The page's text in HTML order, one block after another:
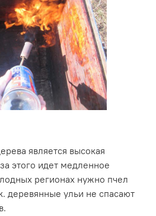
является высокая
этого идет медленное
регионах нужно пчел
деревянные ульи не спасают